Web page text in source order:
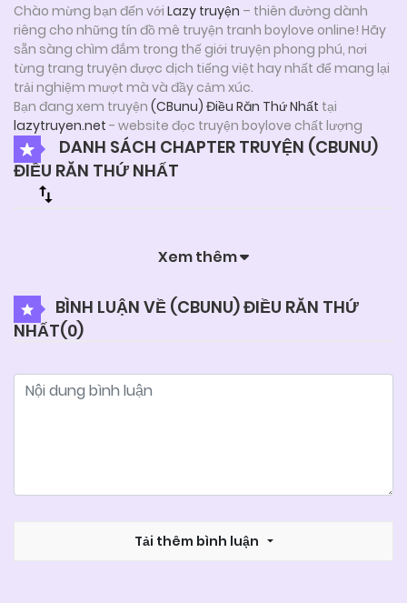
Chào mừng bạn đến với Lazy truyện – thiên đường dành
riêng cho những tín đồ mê truyện tranh boylove online! Hãy
sẵn sàng chìm đắm trong thế giới truyện phong phú, nơi
từng trang truyện được dịch tiếng việt hay nhất để mang lại
trải nghiệm mượt mà và đầy cảm xúc.
Bạn đang xem truyện (CBunu) Điều Răn Thứ Nhất tại
lazytruyen.net - website đọc truyện boylove chất lượng
DANH SÁCH CHAPTER TRUYỆN (CBUNU)
ĐIỀU RĂN THỨ NHẤT
Xem thêm
BÌNH LUẬN VỀ (CBUNU) ĐIỀU RĂN THỨ
NHẤT(0)
Tải thêm bình luận